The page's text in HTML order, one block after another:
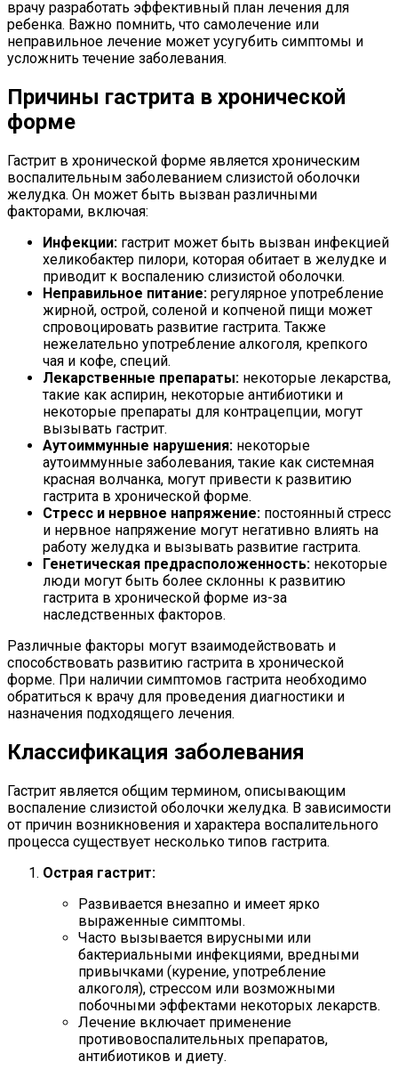
врачу разработать эффективный план лечения для
ребенка. Важно помнить, что самолечение или
неправильное лечение может усугубить симптомы и
усложнить течение заболевания.
Причины гастрита в хронической
форме
Гастрит в хронической форме является хроническим
воспалительным заболеванием слизистой оболочки
желудка. Он может быть вызван различными
факторами, включая:
Инфекции: гастрит может быть вызван инфекцией
хеликобактер пилори, которая обитает в желудке и
приводит к воспалению слизистой оболочки.
Неправильное питание: регулярное употребление
жирной, острой, соленой и копченой пищи может
спровоцировать развитие гастрита. Также
нежелательно употребление алкоголя, крепкого
чая и кофе, специй.
Лекарственные препараты: некоторые лекарства,
такие как аспирин, некоторые антибиотики и
некоторые препараты для контрацепции, могут
вызывать гастрит.
Аутоиммунные нарушения: некоторые
аутоиммунные заболевания, такие как системная
красная волчанка, могут привести к развитию
гастрита в хронической форме.
Стресс и нервное напряжение: постоянный стресс
и нервное напряжение могут негативно влиять на
работу желудка и вызывать развитие гастрита.
Генетическая предрасположенность: некоторые
люди могут быть более склонны к развитию
гастрита в хронической форме из-за
наследственных факторов.
Различные факторы могут взаимодействовать и
способствовать развитию гастрита в хронической
форме. При наличии симптомов гастрита необходимо
обратиться к врачу для проведения диагностики и
назначения подходящего лечения.
Классификация заболевания
Гастрит является общим термином, описывающим
воспаление слизистой оболочки желудка. В зависимости
от причин возникновения и характера воспалительного
процесса существует несколько типов гастрита.
Острая гастрит:
Развивается внезапно и имеет ярко
выраженные симптомы.
Часто вызывается вирусными или
бактериальными инфекциями, вредными
привычками (курение, употребление
алкоголя), стрессом или возможными
побочными эффектами некоторых лекарств.
Лечение включает применение
противовоспалительных препаратов,
антибиотиков и диету.